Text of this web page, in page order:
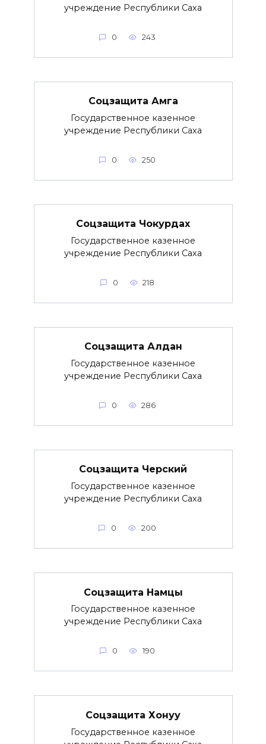
учреждение Республики Саха
0 243
Соцзащита Амга
Государственное казенное
учреждение Республики Саха
0 250
Соцзащита Чокурдах
Государственное казенное
учреждение Республики Саха
0 218
Соцзащита Алдан
Государственное казенное
учреждение Республики Саха
0 286
Соцзащита Черский
Государственное казенное
учреждение Республики Саха
0 200
Соцзащита Намцы
Государственное казенное
учреждение Республики Саха
0 190
Соцзащита Хонуу
Государственное казенное